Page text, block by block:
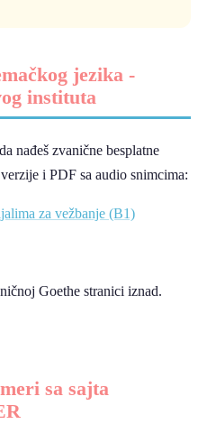
jezika -
instituta
nađeš zvanične besplatne
i PDF sa audio snimcima:
za vežbanje (B1)
Goethe stranici iznad.
sa sajta